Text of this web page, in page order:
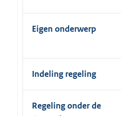
Eigen onderwerp
Indeling regeling
Regeling onder de